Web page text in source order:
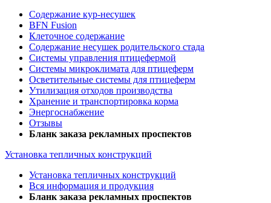
Содержание кур-несушек
BFN Fusion
Клеточное содержание
Содержание несушек родительского стада
Системы управления птицефермой
Системы микроклимата для птицеферм
Осветительные системы для птицеферм
Утилизация отходов производства
Хранение и транспортировка корма
Энергоснабжение
Отзывы
Бланк заказа рекламных проспектов
Установка тепличных конструкций
Установка тепличных конструкций
Вся информация и продукция
Бланк заказа рекламных проспектов